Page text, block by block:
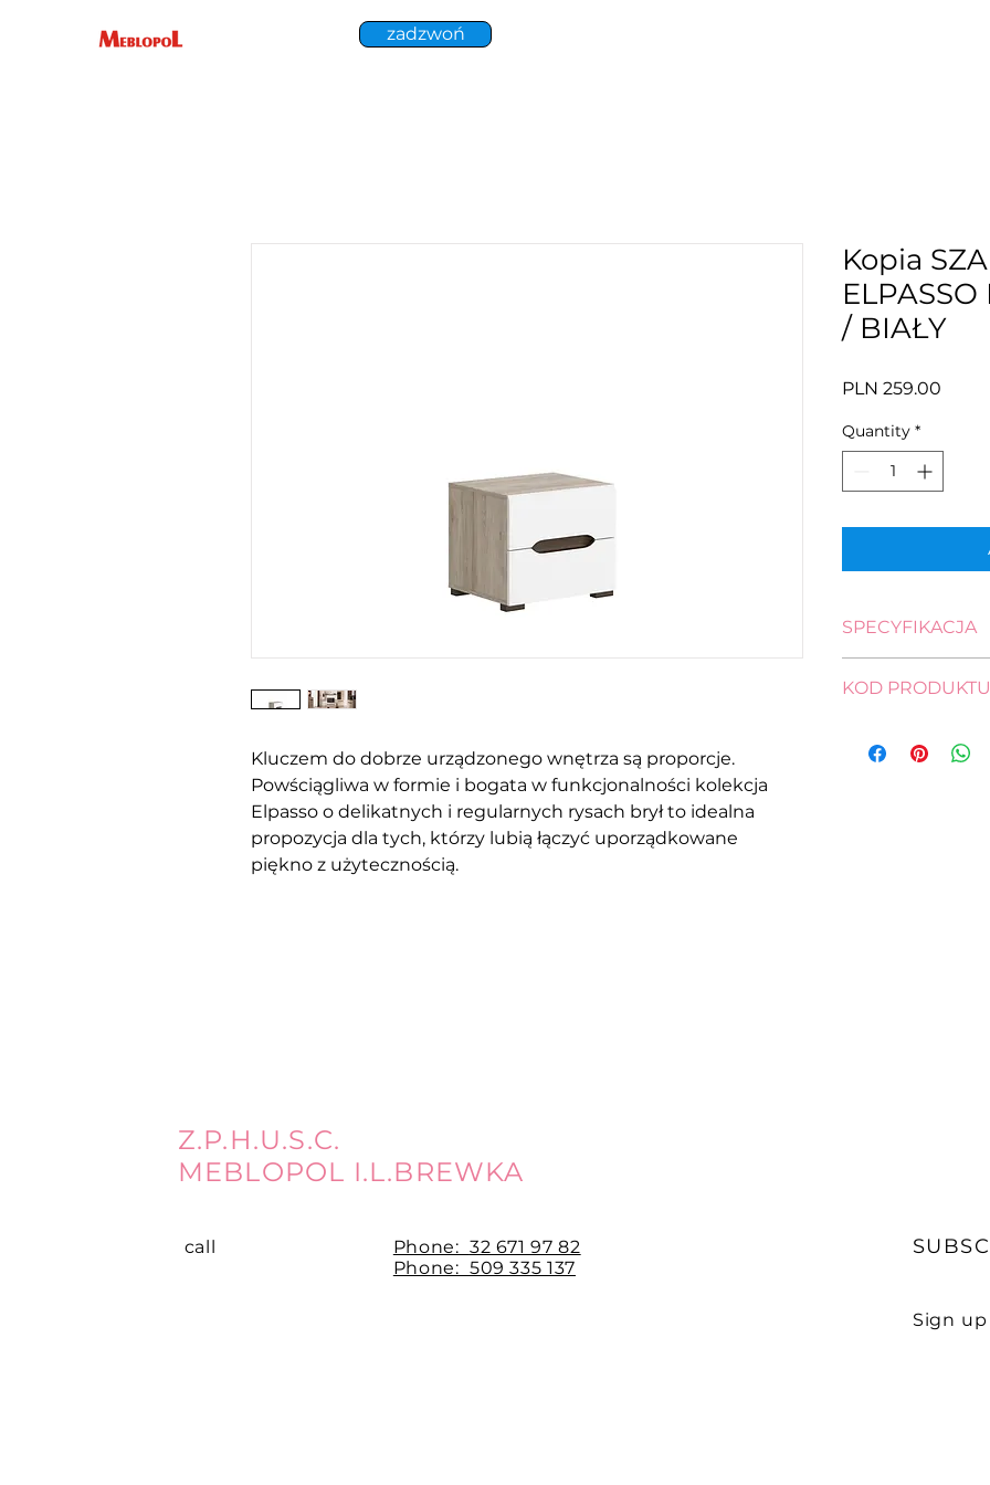
zadzwoń
Kluczem do dobrze urządzonego wnętrza są proporcje.
Powściągliwa w formie i bogata w funkcjonalności kolekcja
Elpasso o delikatnych i regularnych rysach brył to idealna
propozycja dla tych, którzy lubią łączyć uporządkowane
piękno z użytecznością.
Kopia
/ BIAŁY
PLN 259.00
Quantity *
SPECYFIKACJA
szerokość: 50,0 cm
KOD PRODUKTU
Z.P.H.U.S.C.
MEBLOPOL I.L.BREWKA
call Phone: 32 671 97 82
Phone: 509 335 137
Sign